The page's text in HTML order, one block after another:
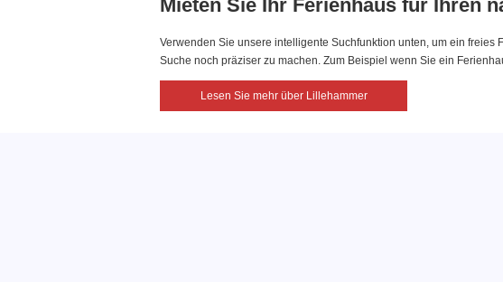
Mieten Sie Ihr Ferienhaus für Ihren
Verwenden Sie unsere intelligente Suchfunktion unten, um ein
Suche noch präziser zu machen. Zum Beispiel wenn Sie ein
Lesen Sie mehr über Lillehammer